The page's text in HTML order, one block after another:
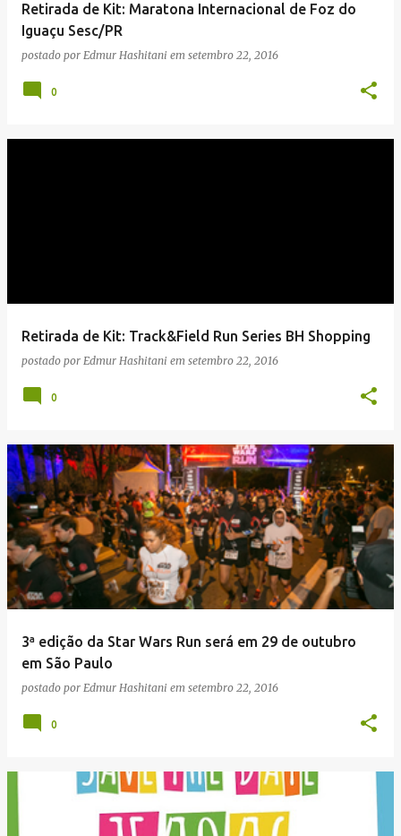
Retirada de Kit: Maratona Internacional de Foz do
Iguaçu Sesc/PR
postado por Edmur Hashitani em setembro 22, 2016
0
Retirada de Kit: Track&Field Run Series BH Shopping
postado por Edmur Hashitani em setembro 22, 2016
0
3ª edição da Star Wars Run será em 29 de outubro
em São Paulo
postado por Edmur Hashitani em setembro 22, 2016
0